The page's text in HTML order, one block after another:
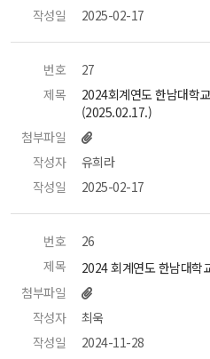
작성일
2025-02-17
번호
27
제목
2024회계연도 한남대학
(2025.02.17.)
첨부파일
작성자
유희라
작성일
2025-02-17
번호
26
제목
2024 회계연도 한남대학
첨부파일
작성자
최욱
작성일
2024-11-28